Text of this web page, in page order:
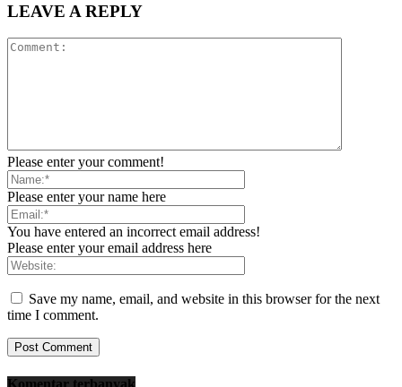
LEAVE A REPLY
Please enter your comment!
Please enter your name here
You have entered an incorrect email address!
Please enter your email address here
Save my name, email, and website in this browser for the next
time I comment.
Komentar terbanyak